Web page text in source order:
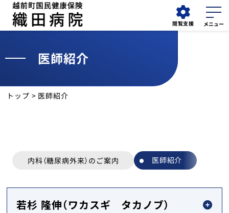
閲覧支援
外来
検索
入院・面会
診療科
医師紹介
トップ > 医師紹介
内科（糖尿病外来）のご案内 医師紹介
若杉 隆伸（ワカスギ タカノブ）